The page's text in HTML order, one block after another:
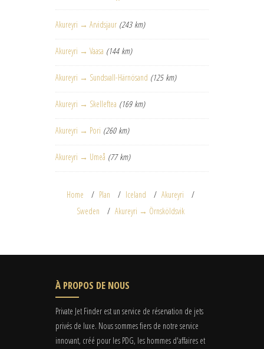
Akureyri → Arvidsjaur (243 km)
Akureyri → Vaasa (144 km)
Akureyri → Sundsvall-Härnösand (125 km)
Akureyri → Skelleftea (169 km)
Akureyri → Pori (260 km)
Akureyri → Umeå (77 km)
Home Plan Iceland
Akureyri
Sweden
Akureyri → Örnsköldsvik
À PROPOS DE NOUS
Private Jet Finder est un service de réservation de jets
privés de luxe. Nous sommes fiers de notre service
innovant, créé pour les PDG, les hommes d'affaires et